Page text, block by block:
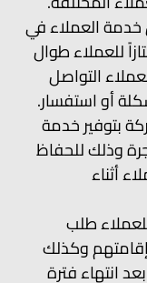
خدمة العملاء في
للعملاء طوال
التواصل
أو استفسار.
بتوفير خدمة
وذلك للحفاظ
أثناء
طلب
وكذلك
انتهاء فترة